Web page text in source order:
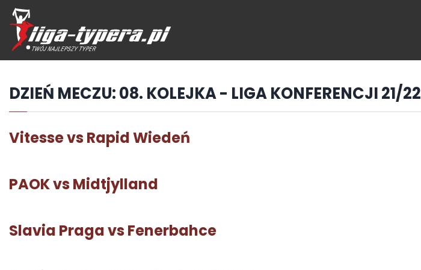
Przejdź
hdo
treści
DZIEŃ MECZU:08. KOLEJKA - LIGA KONFERENCJI 21/22
Vitesse vs Rapid Wiedeń
PAOK vs Midtjylland
Slavia Praga vs Fenerbahce